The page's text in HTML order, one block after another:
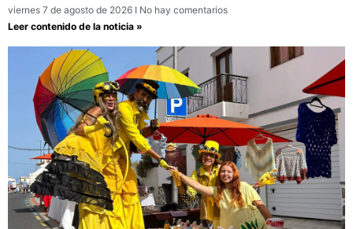
viernes 7 de agosto de 2026
No hay comentarios
Leer contenido de la noticia »